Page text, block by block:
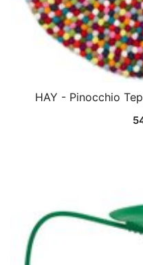
HAY - Pinocchio